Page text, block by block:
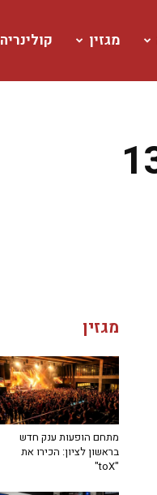
מגזין קולינריה
מגזין
מתחם הופעות ענק חדש
בראשון לציון: הכירו את
"toX"